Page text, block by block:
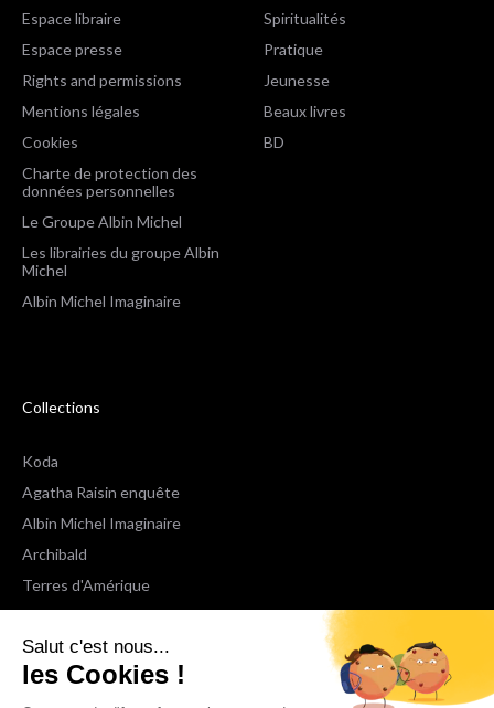
Salut c'est nous...
les Cookies !
Espace libraire
Espace presse
Rights and permissions
Mentions légales
Cookies
Charte de protection des
données personnelles
Le Groupe Albin Michel
Les librairies du groupe Albin
Michel
Albin Michel Imaginaire
Spiritualités
Pratique
Jeunesse
Beaux livres
BD
Collections
Koda
Agatha Raisin enquête
Albin Michel Imaginaire
Archibald
Terres d'Amérique
Espaces Libres Poche
NOX
Wiz